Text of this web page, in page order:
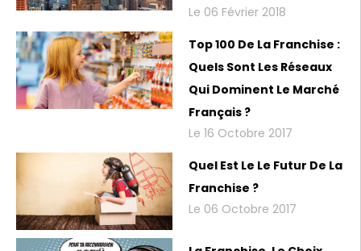
Le 06 Février 2018
Top 100 De La Franchise :
Quels Sont Les Réseaux
Qui Dominent Le Marché
Français ?
Le 16 Octobre 2017
Quel Est Le Le Futur De La
Franchise ?
Le 06 Octobre 2017